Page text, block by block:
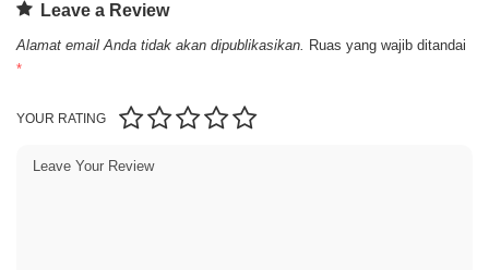
Leave a Review
Alamat email Anda tidak akan dipublikasikan. Ruas yang wajib ditandai
*
YOUR RATING